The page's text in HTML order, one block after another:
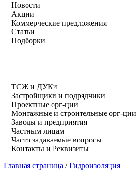
Новости
Акции
Коммерческие предложения
Статьи
Подборки
ТСЖ и ДУКи
Застройщики и подрядчики
Проектные орг-ции
Монтажные и строительные орг-ции
Заводы и предприятия
Частным лицам
Часто задаваемые вопросы
Контакты и Реквизиты
Главная страница /Гидроизоляция